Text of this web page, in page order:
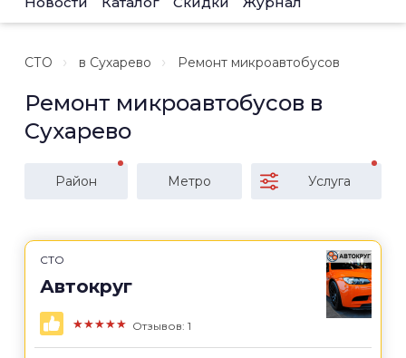
СТО в Сухарево Ремонт микроавтобусов
Ремонт микроавтобусов в
Сухарево
Район Метро Услуга
СТО
Автокруг
★★★★★ Отзывов: 1